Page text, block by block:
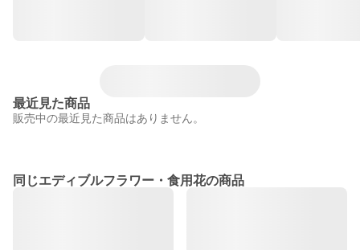
最近見た商品
販売中の最近見た商品はありません。
同じエディブルフラワー・食用花の商品